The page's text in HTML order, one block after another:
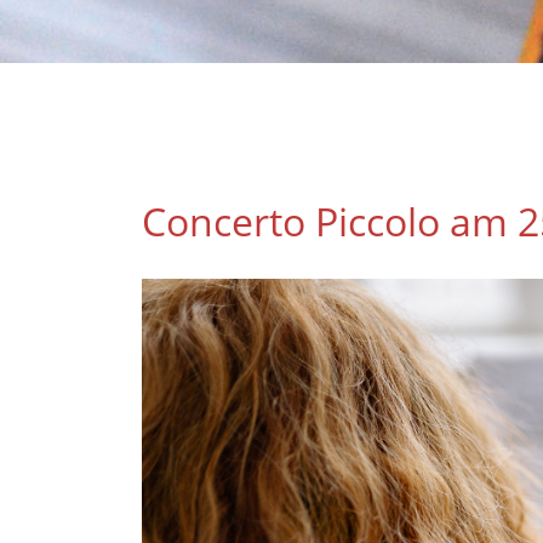
Concerto Piccolo am